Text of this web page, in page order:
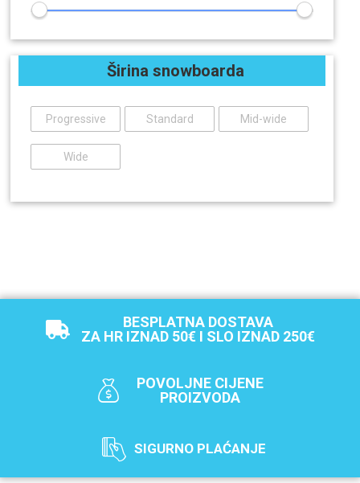
Širina snowboarda
Progressive Standard Mid-wide
Wide
BESPLATNA DOSTAVA
ZA HR IZNAD 50€ I SLO IZNAD 250€
POVOLJNE CIJENE
PROIZVODA
SIGURNO PLAĆANJE